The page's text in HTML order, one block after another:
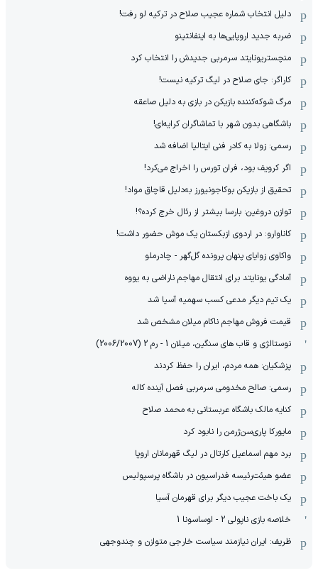
دلیل انتخاب شماره عجیب صلاح در ترکیه لو رفت!
ضربه جدید اروپایی‌ها به اینفانتینو
منچستریونایتد سرمربی جدیدش را انتخاب کرد
کاراگر: جای صلاح در لیگ ترکیه نیست!
مرگ شوکه‌کننده بازیکن در بازی به دلیل صاعقه
باشگاهی بدون شهر با تماشاگران کرایه‌ای!
رسمی: زولا به کادر فنی ایتالیا اضافه شد
اگر کرویف بود، فران تورس را اخراج می‌کرد!
تحقیق از بازیکن بوکاجونیورز به‌دلیل قاچاق مواد!
توازن دروغین: بارسا بیشتر از رئال خرج کرده؟!
کاناوارو: در اردوی ازبکستان یک موش حضور داشت!
واکاوی زوایای پنهان پرونده گل‌گهر - چادرملو
آمادگی یونایتد برای انتقال مهاجم ناراضی به یووه
یک تیم دیگر مدعی کسب سهمیه آسیا شد
قیمت فروش مهاجم ناکام میلان مشخص شد
نوستالژی و قاب های سنگین، میلان 1 - رم 2 (2006/2007)
پزشکیان: همه مردم، ایران را حفظ کردند
رسمی: صالح مخدومی سرمربی فصل آینده کاله
کنایه مالک باشگاه عربستانی به محمد صلاح
مایورکا پاری‌سن‌ژرمن را نابود کرد
برد مهم اسماعیل کارتال در لیگ قهرمانان اروپا
عضو هیئت‌رئیسه فدراسیون در باشگاه پرسپولیس
یک باخت عجیب دیگر برای قهرمان آسیا
خلاصه بازی ناپولی 2 - اوساسونا 1
ظریف: ایران نیازمند سیاست خارجی متوازن و چندوجهی